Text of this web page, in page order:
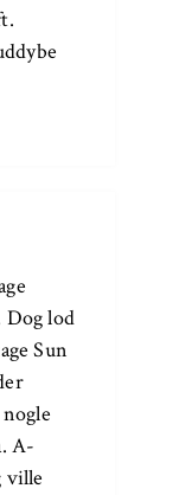
Dog lod
Sun
A-
ville